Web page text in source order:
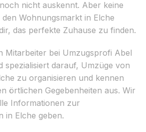
nicht auskennt. Aber keine
Wohnungsmarkt in Elche
das perfekte Zuhause zu finden.
Mitarbeiter bei Umzugsprofi Abel
spezialisiert darauf, Umzüge von
zu organisieren und kennen
örtlichen Gegebenheiten aus. Wir
Informationen zur
in Elche geben.